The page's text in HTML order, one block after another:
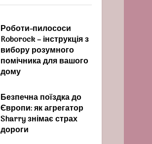
Роботи-пилососи
Roborock – інструкція з
вибору розумного
помічника для вашого
дому
Безпечна поїздка до
Європи: як агрегатор
Sharry знімає страх
дороги